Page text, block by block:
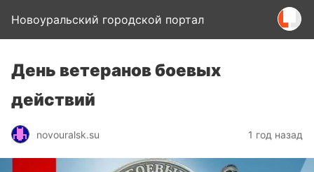
Новоуральский городской портал
День ветеранов боевых
действий
novouralsk.su 1 год назад